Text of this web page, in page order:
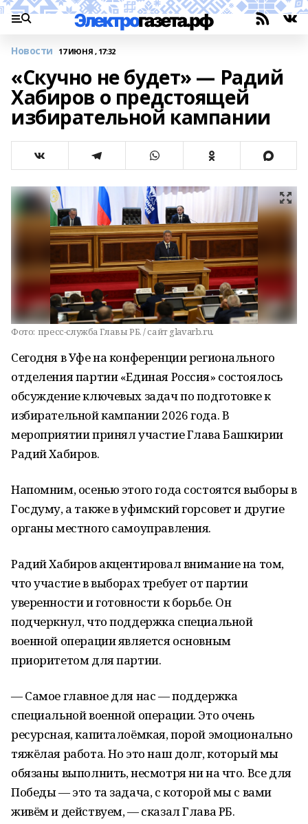
Новости 17 ИЮНЯ , 17:32
«Скучно не будет» — Радий
Хабиров о предстоящей
избирательной кампании
Фото: пресс-служба Главы РБ. / сайт glavarb.ru.
Сегодня в Уфе на конференции регионального
отделения партии «Единая Россия» состоялось
обсуждение ключевых задач по подготовке к
избирательной кампании 2026 года. В
мероприятии принял участие Глава Башкирии
Радий Хабиров.
Напомним, осенью этого года состоятся выборы в
Госдуму, а также в уфимский горсовет и другие
органы местного самоуправления.
Радий Хабиров акцентировал внимание на том,
что участие в выборах требует от партии
уверенности и готовности к борьбе. Он
подчеркнул, что поддержка специальной
военной операции является основным
приоритетом для партии.
— Самое главное для нас — поддержка
специальной военной операции. Это очень
ресурсная, капиталоёмкая, порой эмоционально
тяжёлая работа. Но это наш долг, который мы
обязаны выполнить, несмотря ни на что. Все для
Победы — это та задача, с которой мы с вами
живём и действуем, — сказал Глава РБ.